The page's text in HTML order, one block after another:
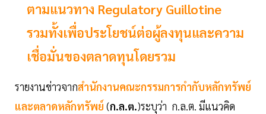
ตามแนวทาง Regulatory Guillotine
รวมทั้งเพื่อประโยชน์ต่อผู้ลงทุนและความ
เชื่อมั่นของตลาดทุนโดยรวม
รายงานข่าวจากสำนักงานคณะกรรมการกำกับหลักทรัพย์
และตลาดหลักทรัพย์ (ก.ล.ต.)ระบุว่า ก.ล.ต. มีแนวคิด